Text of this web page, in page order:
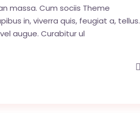
massa. Cum sociis Theme
in, viverra quis, feugiat a, tellus.
augue. Curabitur ul